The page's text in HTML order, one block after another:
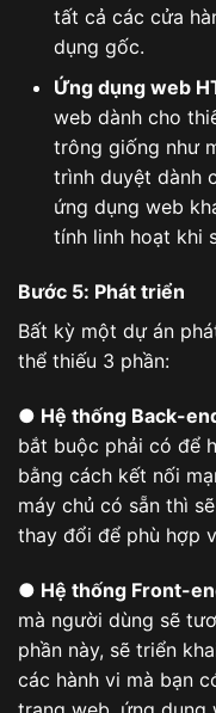
tất cả các cửa
dụng gốc.
Ứng dụng web
web dành cho
trông giống như
trình duyệt dành
ứng dụng web
tính linh hoạt khi
Bước 5: Phát triển
Bất kỳ một dự án
thể thiếu 3 phần:
● Hệ thống Back-
bắt buộc phải có để
bằng cách kết nối
máy chủ có sẵn thì
thay đổi để phù hợp
● Hệ thống Front-
mà người dùng sẽ
phần này, sẽ triển
các hành vi mà bạn